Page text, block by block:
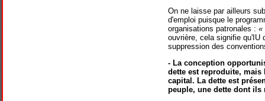
On ne laisse par ailleurs
d'emploi puisque le
organisations patronales : «
ouvrière, cela signifie qu'IU
suppression des
- La conception
dette est reproduite,
capital. La dette est
peuple, une dette dont ils